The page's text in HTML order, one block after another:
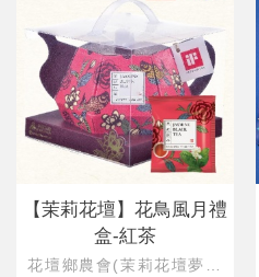
【茉莉花壇】花鳥風月禮
盒-紅茶
花壇鄉農會(茉莉花壇夢想